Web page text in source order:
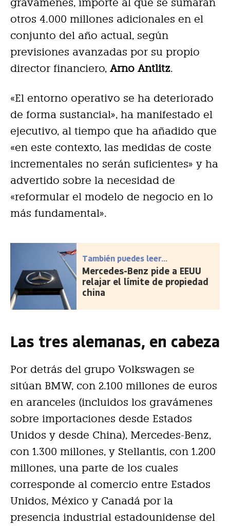
gravámenes, importe al que se sumarán
otros 4.000 millones adicionales en el
conjunto del año actual, según
previsiones avanzadas por su propio
director financiero, Arno Antlitz.
«El entorno operativo se ha deteriorado
de forma sustancial», ha manifestado el
ejecutivo, al tiempo que ha añadido que
«en este contexto, las medidas de coste
incrementales no serán suficientes» y ha
advertido sobre la necesidad de
«reformular el modelo de negocio en lo
más fundamental».
También puedes leer...
Mercedes-Benz pide a EEUU
relajar el límite de propiedad
china
Las tres alemanas, en cabeza
Por detrás del grupo Volkswagen se
sitúan BMW, con 2.100 millones de euros
en aranceles (incluidos los gravámenes
sobre importaciones desde Estados
Unidos y desde China), Mercedes-Benz,
con 1.300 millones, y Stellantis, con 1.200
millones, una parte de los cuales
corresponde al comercio entre Estados
Unidos, México y Canadá por la
presencia industrial estadounidense del